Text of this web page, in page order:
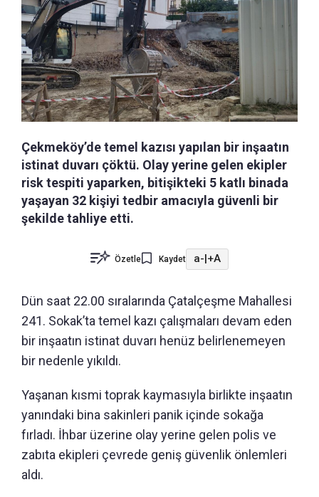
Çekmeköy’de temel kazısı yapılan bir inşaatın
istinat duvarı çöktü. Olay yerine gelen ekipler
risk tespiti yaparken, bitişikteki 5 katlı binada
yaşayan 32 kişiyi tedbir amacıyla güvenli bir
şekilde tahliye etti.
Özetle Kaydet a- +A
Dün saat 22.00 sıralarında Çatalçeşme Mahallesi
241. Sokak’ta temel kazı çalışmaları devam eden
bir inşaatın istinat duvarı henüz belirlenemeyen
bir nedenle yıkıldı.
Yaşanan kısmi toprak kaymasıyla birlikte inşaatın
yanındaki bina sakinleri panik içinde sokağa
fırladı. İhbar üzerine olay yerine gelen polis ve
zabıta ekipleri çevrede geniş güvenlik önlemleri
aldı.